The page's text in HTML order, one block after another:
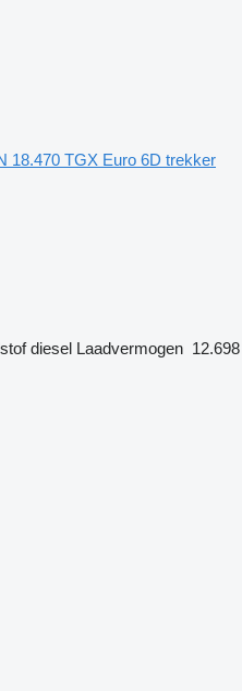
18.470 TGX Euro 6D trekker
diesel Laadvermogen 12.698